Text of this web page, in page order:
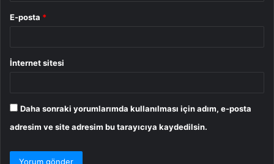
E-posta *
İnternet sitesi
Daha sonraki yorumlarımda kullanılması için adım, e-posta
adresim ve site adresim bu tarayıcıya kaydedilsin.